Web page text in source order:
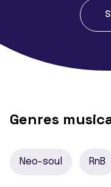
Genres
Neo-soul RnB